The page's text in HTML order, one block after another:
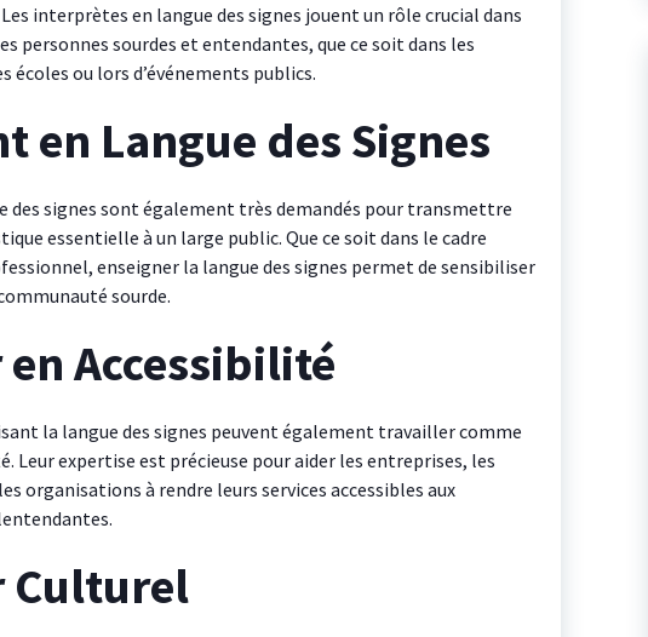
interprètes en langue des signes jouent un rôle crucial dans
personnes sourdes et entendantes, que ce soit dans les
écoles ou lors d’événements publics.
en Langue des Signes
des signes sont également très demandés pour transmettre
essentielle à un large public. Que ce soit dans le cadre
enseigner la langue des signes permet de sensibiliser
sourde.
Accessibilité
la langue des signes peuvent également travailler comme
Leur expertise est précieuse pour aider les entreprises, les
organisations à rendre leurs services accessibles aux
Culturel